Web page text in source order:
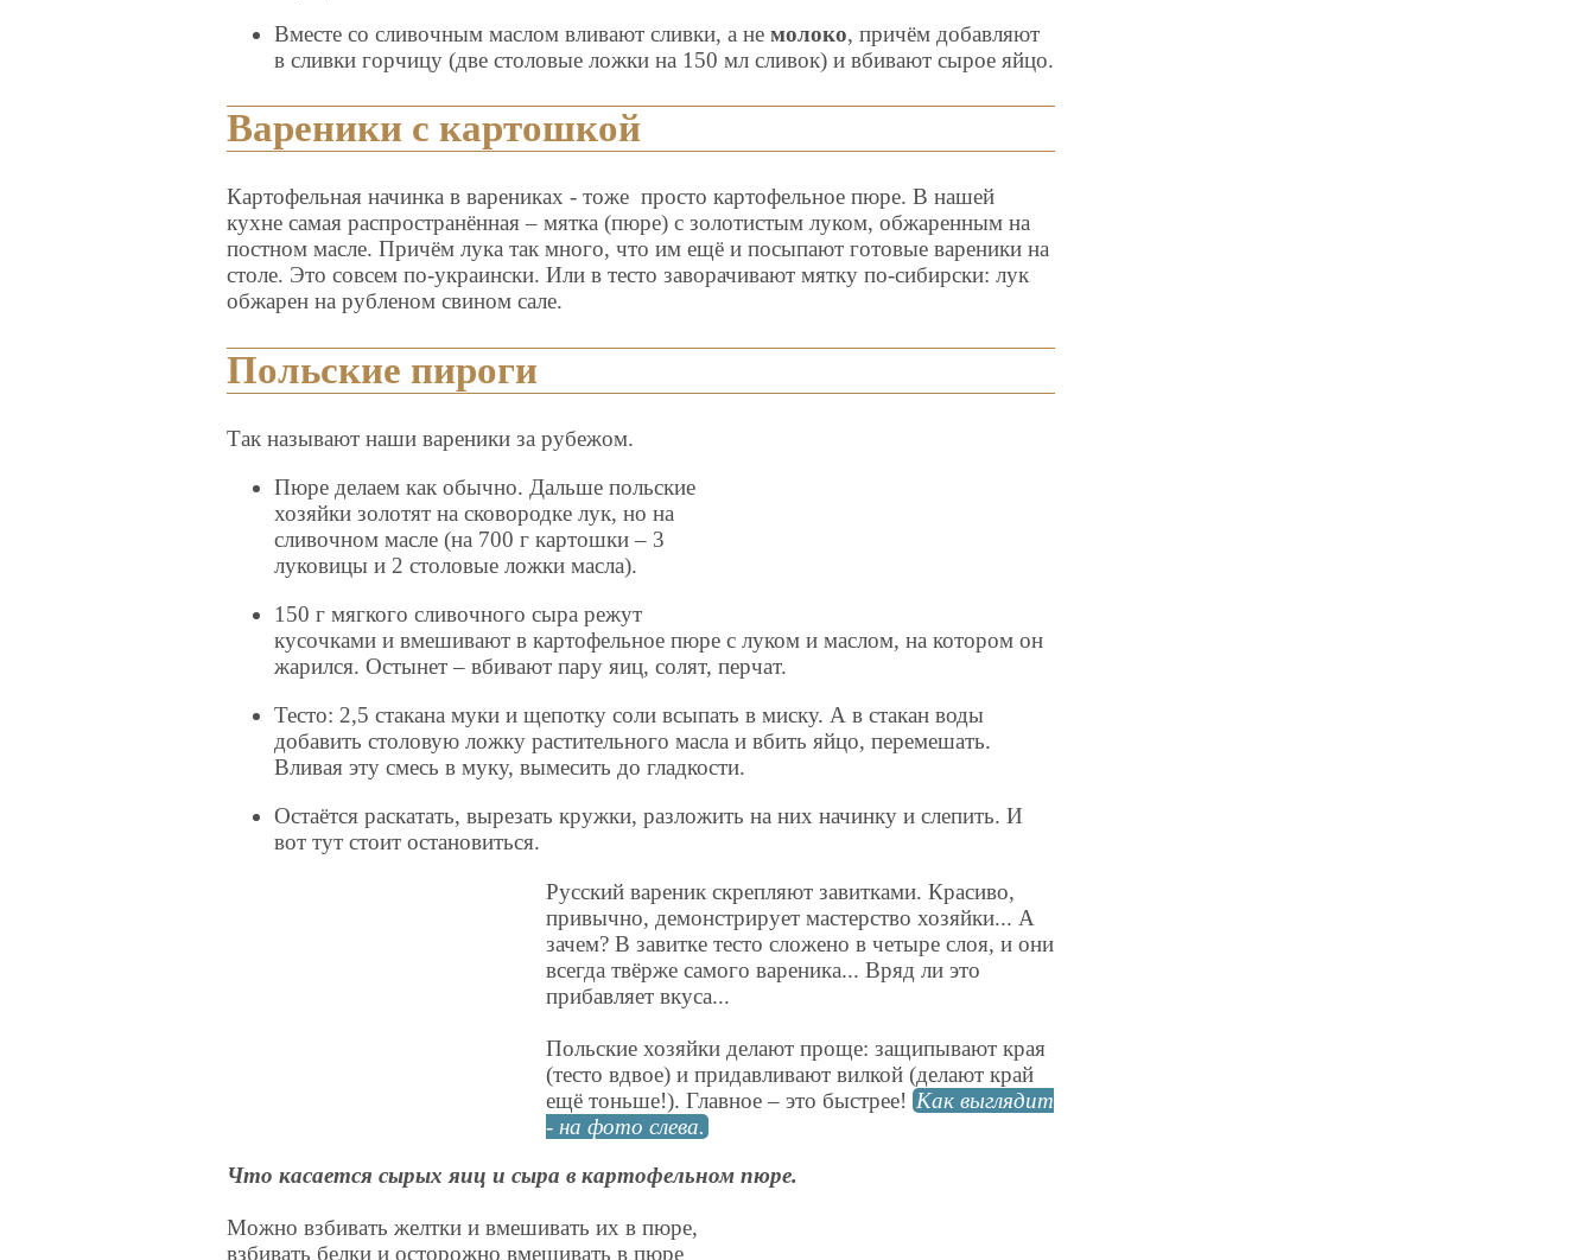
Вместе со сливочным маслом вливают сливки, а немолоко, причём добавляют
в сливки горчицу (две столовые ложки на 150 мл сливок) и вбивают сырое яйцо.
Вареники с картошкой
Картофельная начинка в варениках - тоже просто картофельное пюре. В нашей
кухне самая распространённая – мятка (пюре) с золотистым луком, обжаренным на
постном масле. Причём лука так много, что им ещё и посыпают готовые вареники на
столе. Это совсем по-украински. Или в тесто заворачивают мятку по-сибирски: лук
обжарен на рубленом свином сале.
Польские пироги
Так называют наши вареники за рубежом.
Пюре делаем как обычно. Дальше польские
хозяйки золотят на сковородке лук, но на
сливочном масле (на 700 г картошки – 3
луковицы и 2 столовые ложки масла).
150 г мягкого сливочного сыра режут
кусочками и вмешивают в картофельное пюре с луком и маслом, на котором он
жарился. Остынет – вбивают пару яиц, солят, перчат.
Тесто: 2,5 стакана муки и щепотку соли всыпать в миску. А в стакан воды
добавить столовую ложку растительного масла и вбить яйцо, перемешать.
Вливая эту смесь в муку, вымесить до гладкости.
Остаётся раскатать, вырезать кружки, разложить на них начинку и слепить. И
вот тут стоит остановиться.
Русский вареник скрепляют завитками. Красиво,
привычно, демонстрирует мастерство хозяйки... А
зачем? В завитке тесто сложено в четыре слоя, и они
всегда твёрже самого вареника... Вряд ли это
прибавляет вкуса...
Польские хозяйки делают проще: защипывают края
(тесто вдвое) и придавливают вилкой (делают край
ещё тоньше!). Главное – это быстрее!Как выглядит
- на фото слева.
Что касается сырых яиц и сыра в картофельном пюре.
Можно взбивать желтки и вмешивать их в пюре,
взбивать белки и осторожно вмешивать в пюре